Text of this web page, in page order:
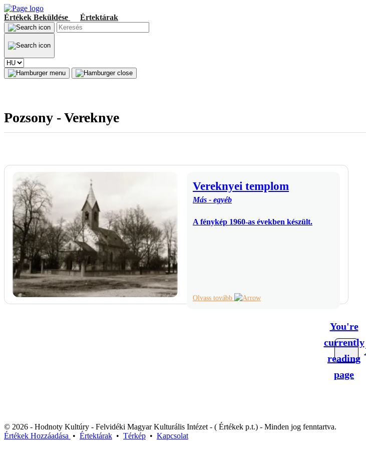
Értékek Beküldése Értektárak
Pozsony - Vereknye
Vereknyei templom
Más - egyéb
A fénykép 1960-as években készült.
Olvass tovább
You're
currently
reading
page
© 2026 - Hodnoty Kultúry - Felvidéki Magyar Kulturális Intézet - ( Értékek p.t.) - Minden jog fenntartva.
Értékek Hozzáadása • Értektárak • Térkép • Kapcsolat